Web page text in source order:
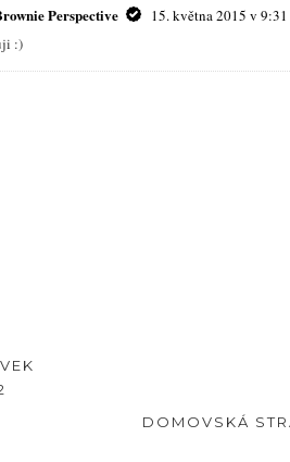
Perspective
15. května 2015 v 9:31
:)
DOMOVSKÁ